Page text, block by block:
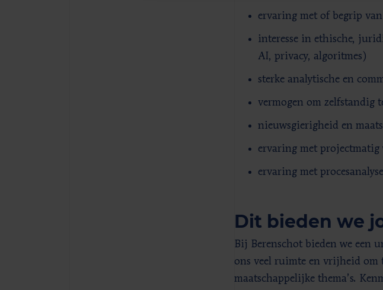
ervaring met of begrip
interesse in ethische,
AI, privacy, algoritmes)
sterke analytische en
vermogen om zelfstandig
nieuwsgierigheid en
ervaring met projectmatig
ervaring met
Dit bieden we
Bij Berenschot bieden we een
ons veel ruimte en vrijheid om
maatschappelijke thema’s.